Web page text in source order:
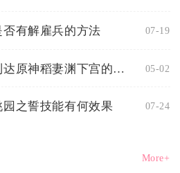
有解雇兵的方法 07-19
怎样能够到达原神稻妻渊下宫的入口 05-02
之誓技能有何效果 07-24
More+